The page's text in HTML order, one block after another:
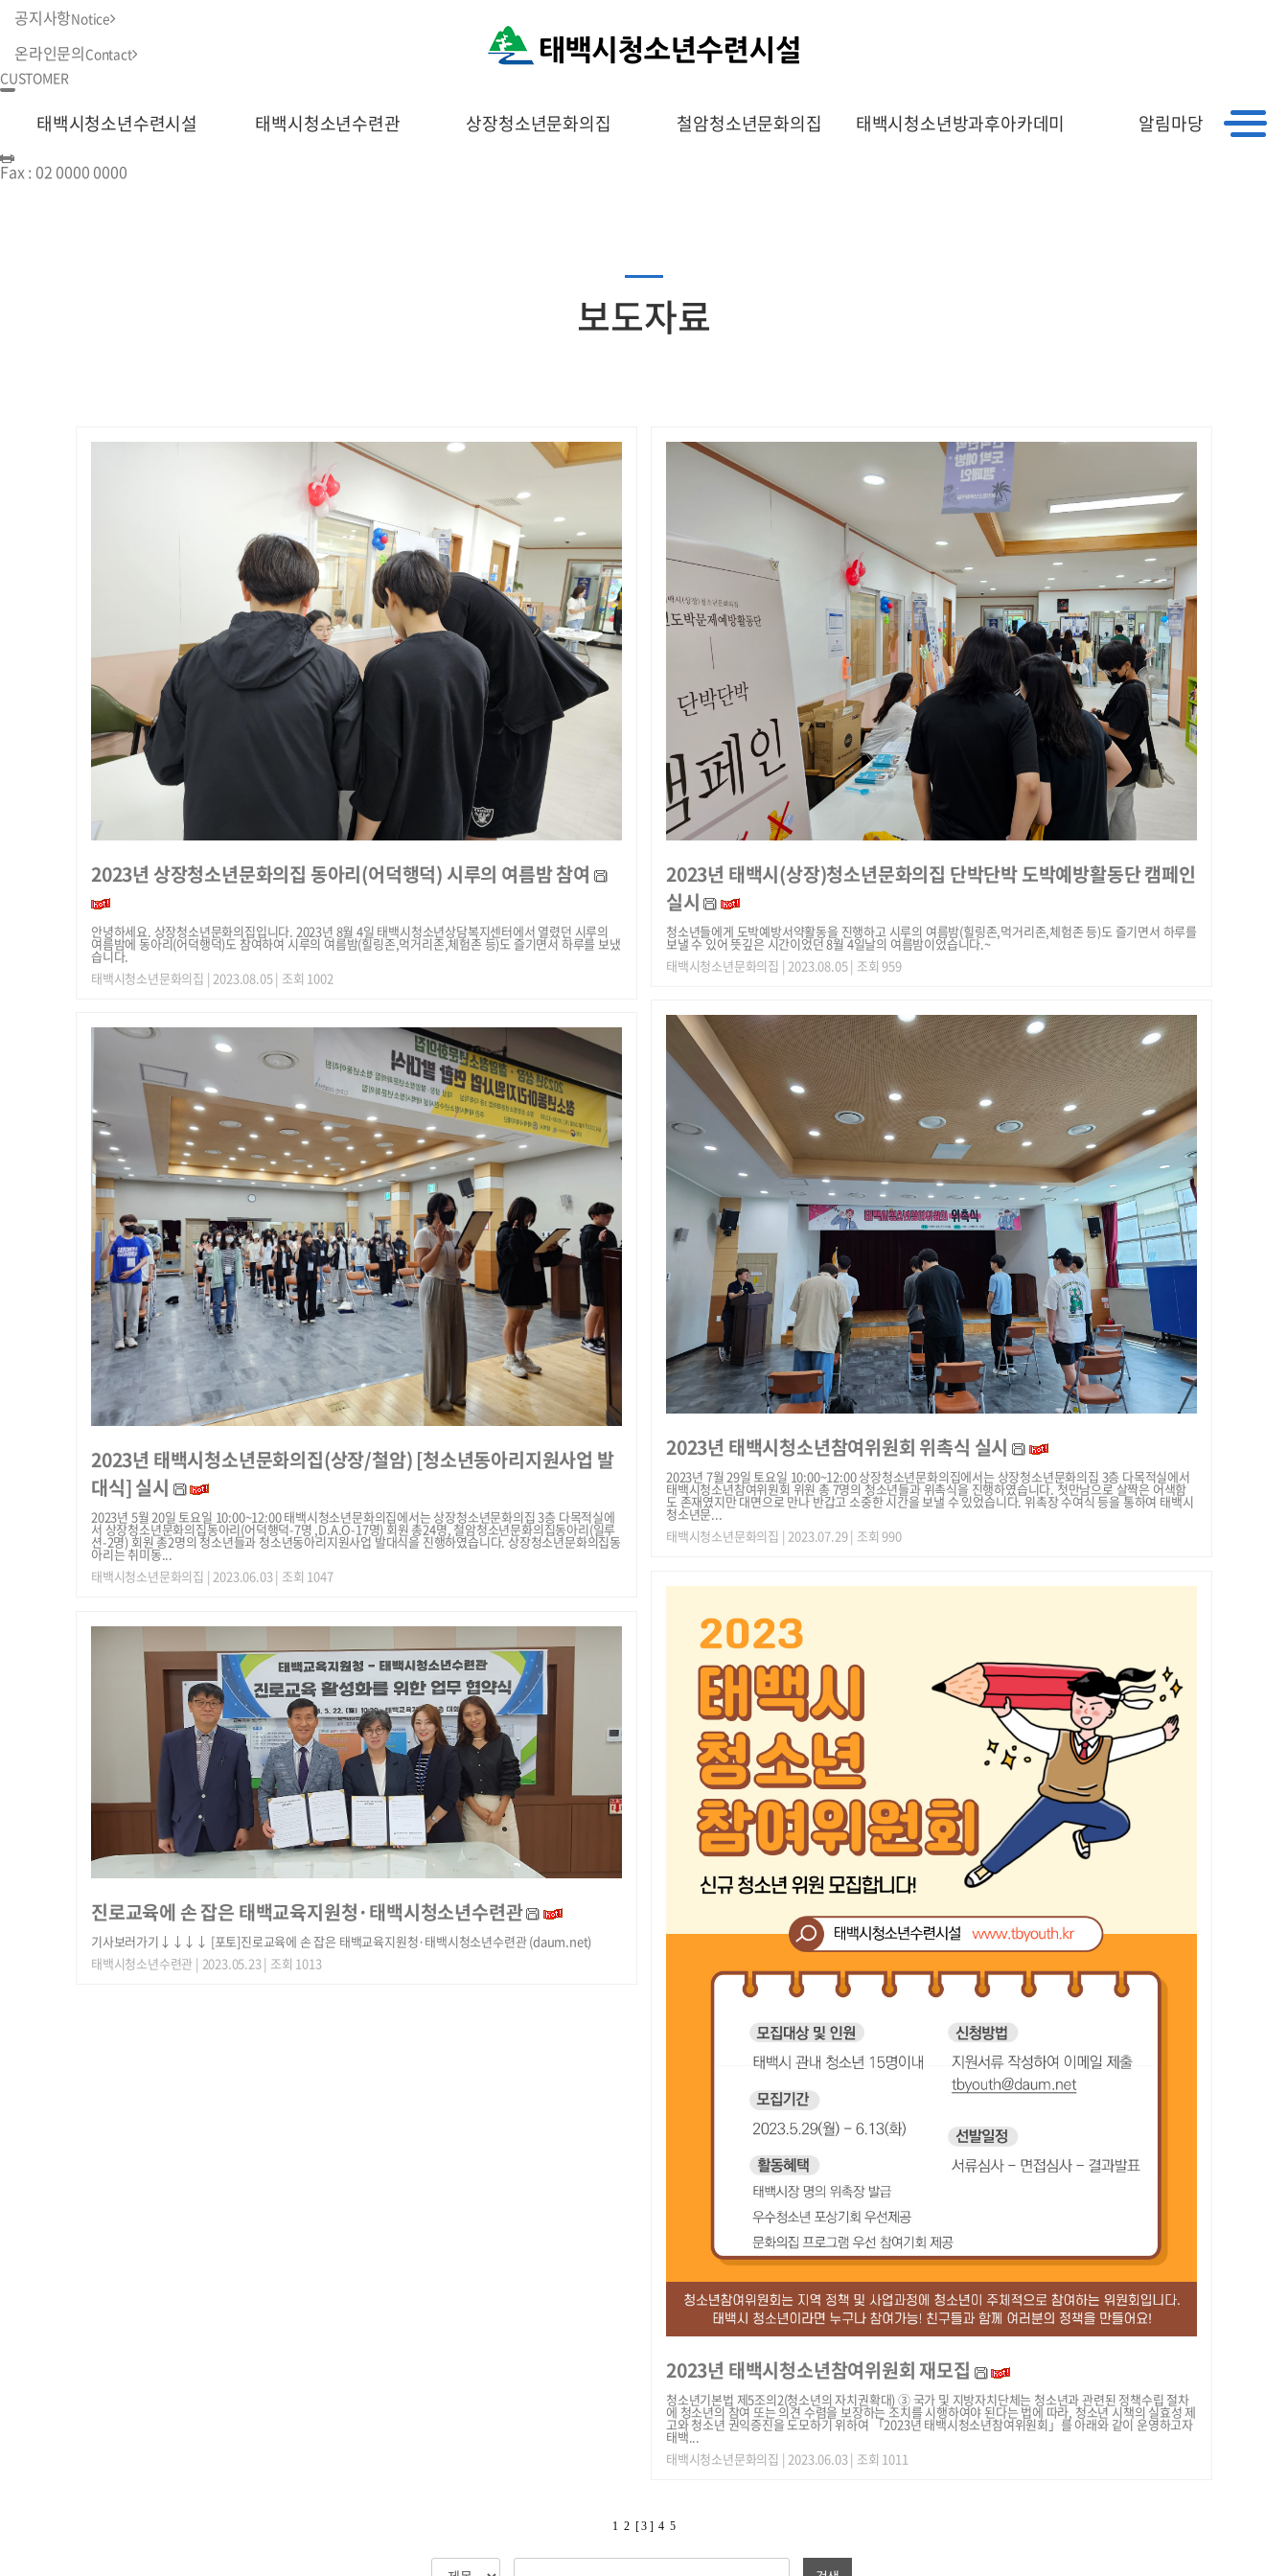
태백시청소년수련시설 태백시청소년수련관 상장청소년문화의집 철암청소년문화의집 태백시청소년방과후아카데미 알림마당
공지사항Notice
온라인문의Contact
CUSTOMER
02 0000 0000
Fax :02 0000 0000
보도자료
2023년 상장청소년문화의집 동아리(어덕행덕) 시루의 여름밤 참여
안녕하세요. 상장청소년문화의집입니다. 2023년 8월 4일 태백시청소년상담복지센터에서 열렸던 시루의
여름밤에 동아리(어덕행덕)도 참여하여 시루의 여름밤(힐링존,먹거리존,체험존 등)도 즐기면서 하루를 보냈
습니다.
태백시청소년문화의집 | 2023.08.05 | 조회 1002
2023년 태백시(상장)청소년문화의집 단박단박 도박예방활동단 캠페인
실시
청소년들에게 도박예방서약활동을 진행하고 시루의 여름밤(힐링존,먹거리존,체험존 등)도 즐기면서 하루를
보낼 수 있어 뜻깊은 시간이었던 8월 4일날의 여름밤이었습니다.~
태백시청소년문화의집 | 2023.08.05 | 조회 959
2023년 태백시청소년참여위원회 위촉식 실시
2023년 7월 29일 토요일 10:00~12:00 상장청소년문화의집에서는 상장청소년문화의집 3층 다목적실에서
태백시청소년참여위원회 위원 총 7명의 청소년들과 위촉식을 진행하였습니다. 첫만남으로 살짝은 어색함
도 존재였지만 대면으로 만나 반갑고 소중한 시간을 보낼 수 있었습니다. 위촉장 수여식 등을 통하여 태백시
청소년문...
태백시청소년문화의집 | 2023.07.29 | 조회 990
2023년 태백시청소년문화의집(상장/철암) [청소년동아리지원사업 발
대식] 실시
2023년 5월 20일 토요일 10:00~12:00 태백시청소년문화의집에서는 상장청소년문화의집 3층 다목적실에
서 상장청소년문화의집동아리(어덕행덕-7명 ,D.A.O-17명) 회원 총24명, 철암청소년문화의집동아리(일루
션-2명) 회원 총2명의 청소년들과 청소년동아리지원사업 발대식을 진행하였습니다. 상장청소년문화의집동
아리는 취미동...
태백시청소년문화의집 | 2023.06.03 | 조회 1047
2023년 태백시청소년참여위원회 재모집
청소년기본법 제5조의2(청소년의 자치권확대) ③ 국가 및 지방자치단체는 청소년과 관련된 정책수립 절차
에 청소년의 참여 또는 의견 수렴을 보장하는 조치를 시행하여야 된다는 법에 따라, 청소년 시책의 실효성 제
고와 청소년 권익증진을 도모하기 위하여 「2023년 태백시청소년참여위원회」를 아래와 같이 운영하고자
태백...
태백시청소년문화의집 | 2023.06.03 | 조회 1011
진로교육에 손 잡은 태백교육지원청·태백시청소년수련관
기사보러가기↓↓↓↓ [포토]진로교육에 손 잡은 태백교육지원청·태백시청소년수련관 (daum.net)
태백시청소년수련관 | 2023.05.23 | 조회 1013
1 2 [ 3 ] 4 5